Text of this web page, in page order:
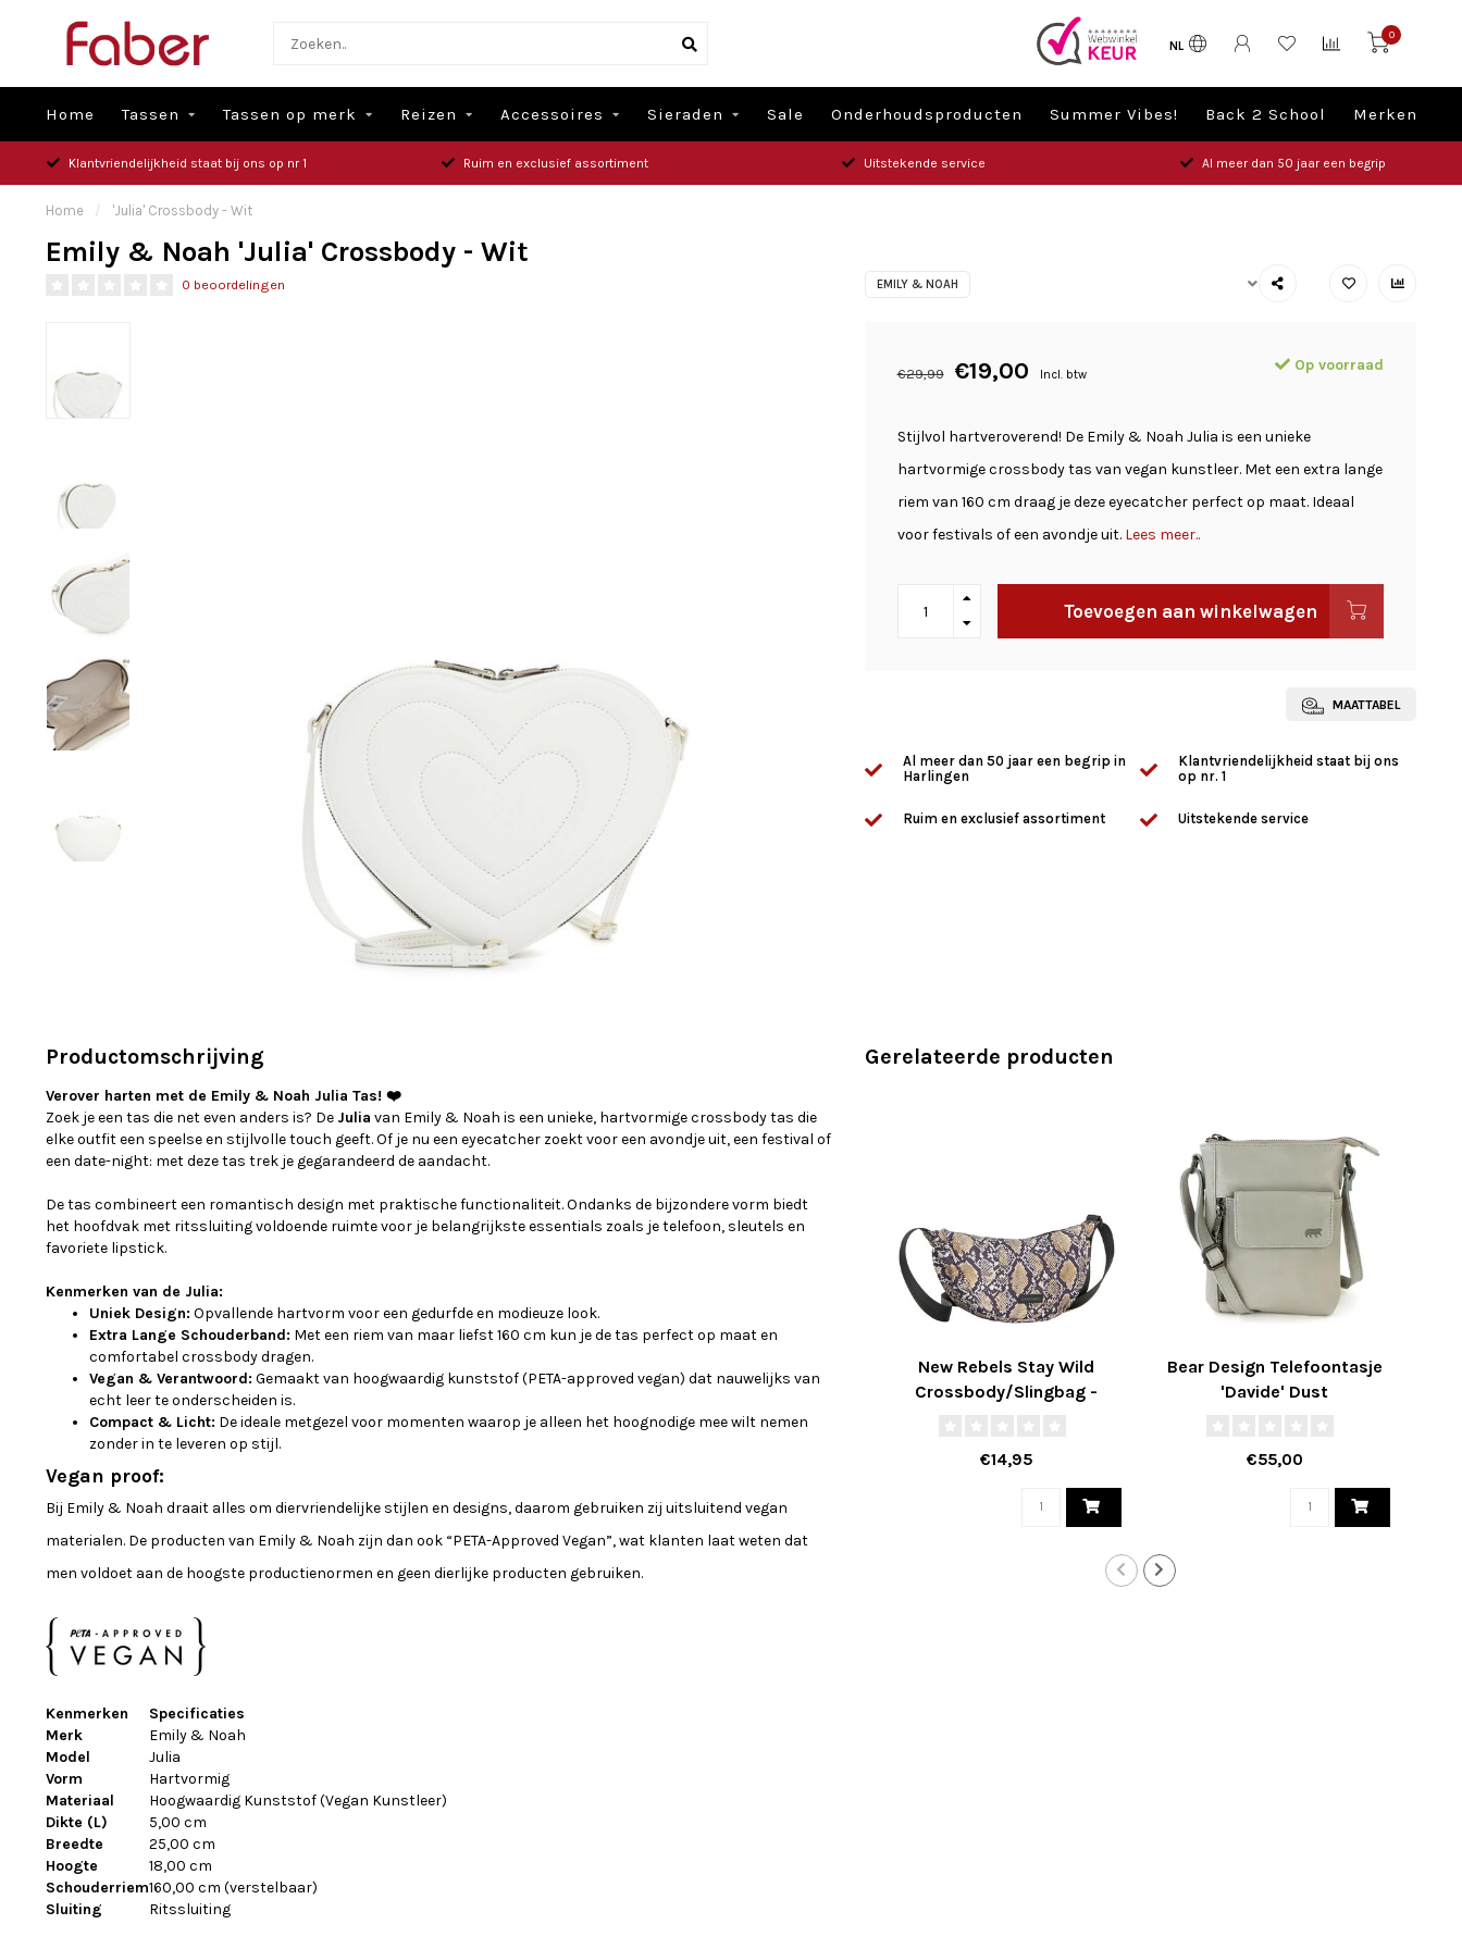
NL
0
Home Tassen Tassen op merk Reizen Accessoires Sieraden Sale Onderhoudsproducten Summer Vibes! Back 2 School Merken
Klantvriendelijkheid staat bij ons op nr 1 Ruim en exclusief assortiment Uitstekende service Al meer dan 50 jaar een begrip
Home / 'Julia' Crossbody - Wit
Emily & Noah 'Julia' Crossbody - Wit
0 beoordelingen EMILY & NOAH
€29,99 €19,00 Incl. btw
Op voorraad
Stijlvol hartveroverend! De Emily & Noah Julia is een unieke
hartvormige crossbody tas van vegan kunstleer. Met een extra lange
riem van 160 cm draag je deze eyecatcher perfect op maat. Ideaal
voor festivals of een avondje uit. Lees meer..
Toevoegen aan winkelwagen
MAATTABEL
Al meer dan 50 jaar een begrip in
Harlingen
Klantvriendelijkheid staat bij ons
op nr. 1
Ruim en exclusief assortiment Uitstekende service
Productomschrijving
Verover harten met de Emily & Noah Julia Tas! ❤️
Zoek je een tas die net even anders is? De Julia van Emily & Noah is een unieke, hartvormige crossbody tas die
elke outfit een speelse en stijlvolle touch geeft. Of je nu een eyecatcher zoekt voor een avondje uit, een festival of
een date-night: met deze tas trek je gegarandeerd de aandacht.
De tas combineert een romantisch design met praktische functionaliteit. Ondanks de bijzondere vorm biedt
het hoofdvak met ritssluiting voldoende ruimte voor je belangrijkste essentials zoals je telefoon, sleutels en
favoriete lipstick.
Kenmerken van de Julia:
Uniek Design: Opvallende hartvorm voor een gedurfde en modieuze look.
Extra Lange Schouderband: Met een riem van maar liefst 160 cm kun je de tas perfect op maat en
comfortabel crossbody dragen.
Vegan & Verantwoord: Gemaakt van hoogwaardig kunststof (PETA-approved vegan) dat nauwelijks van
echt leer te onderscheiden is.
Compact & Licht: De ideale metgezel voor momenten waarop je alleen het hoognodige mee wilt nemen
zonder in te leveren op stijl.
Vegan proof:
Bij Emily & Noah draait alles om diervriendelijke stijlen en designs, daarom gebruiken zij uitsluitend vegan
materialen. De producten van Emily & Noah zijn dan ook “PETA-Approved Vegan”, wat klanten laat weten dat
men voldoet aan de hoogste productienormen en geen dierlijke producten gebruiken.
Kenmerken
Specificaties
Merk
Emily & Noah
Model
Julia
Vorm
Hartvormig
Materiaal
Hoogwaardig Kunststof (Vegan Kunstleer)
Dikte (L)
5,00 cm
Breedte
25,00 cm
Hoogte
18,00 cm
Schouderriem160,00 cm (verstelbaar)
Sluiting
Ritssluiting
Gerelateerde producten
New Rebels Stay Wild
Crossbody/Slingbag -
€14,95
Bear Design Telefoontasje
'Davide' Dust
€55,00